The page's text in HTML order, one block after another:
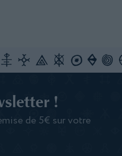
!
de 5€ sur votre